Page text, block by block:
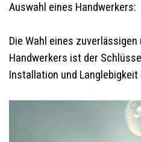
Auswahl eines Handwerkers:
Die Wahl eines
Handwerkers ist der
Installation und Langlebigkeit